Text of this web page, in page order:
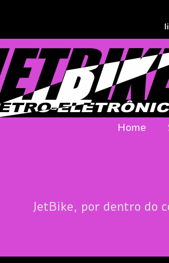
Home
JetBike, por dentro do